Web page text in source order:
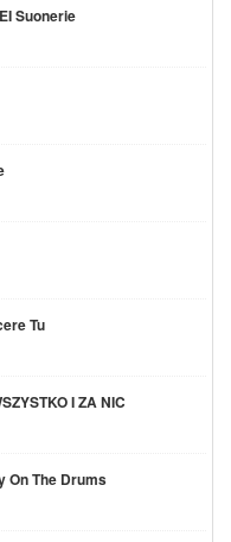
Suonerie
Tu
I ZA NIC
On The Drums